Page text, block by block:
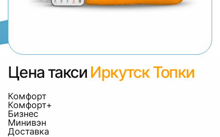
Цена такси Иркутск Топки
Комфорт
Комфорт+
Бизнес
Минивэн
Доставка